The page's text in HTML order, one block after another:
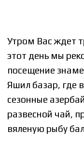
Утром Вас ждет
этот день мы
посещение
Яшил базар, где
сезонные
развесной чай,
вяленую рыбу